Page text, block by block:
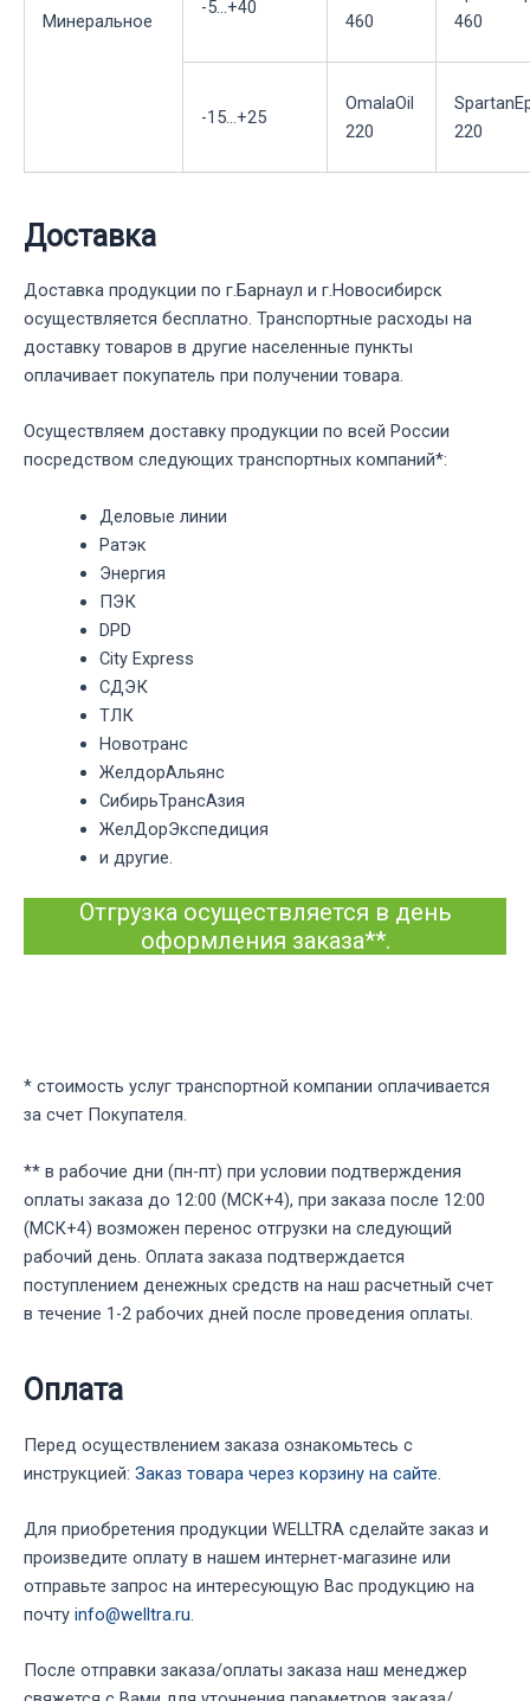
Минеральное
-5...+40
460
460
-15...+25
OmalaOil
220
220
Доставка
Доставка продукции по г.Барнаул и г.Новосибирск
осуществляется бесплатно. Транспортные расходы на
доставку товаров в другие населенные пункты
оплачивает покупатель при получении товара.
Осуществляем доставку продукции по всей России
посредством следующих транспортных компаний*:
Деловые линии
Ратэк
Энергия
ПЭК
DPD
City Express
СДЭК
ТЛК
Новотранс
ЖелдорАльянс
СибирьТрансАзия
ЖелДорЭкспедиция
и другие.
Отгрузка осуществляется в день
оформления заказа**.
* стоимость услуг транспортной компании оплачивается
за счет Покупателя.
** в рабочие дни (пн-пт) при условии подтверждения
оплаты заказа до 12:00 (МСК+4), при заказа после 12:00
(МСК+4) возможен перенос отгрузки на следующий
рабочий день. Оплата заказа подтверждается
поступлением денежных средств на наш расчетный счет
в течение 1-2 рабочих дней после проведения оплаты.
Оплата
Перед осуществлением заказа ознакомьтесь с
инструкцией: Заказ товара через корзину на сайте.
Для приобретения продукции WELLTRA сделайте заказ и
произведите оплату в нашем интернет-магазине или
отправьте запрос на интересующую Вас продукцию на
почту info@welltra.ru.
После отправки заказа/оплаты заказа наш менеджер